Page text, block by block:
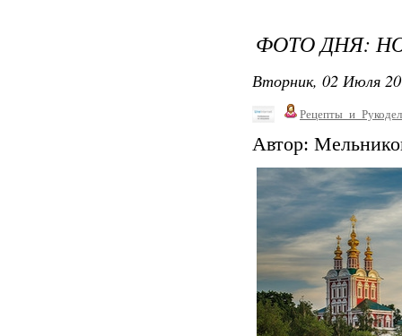
ФОТО ДНЯ:
Вторник, 02 Июля
Автор: